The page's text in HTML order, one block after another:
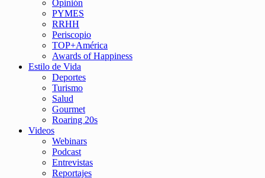
Opinión
PYMES
RRHH
Periscopio
TOP+América
Awards of Happiness
Estilo de Vida
Deportes
Turismo
Salud
Gourmet
Roaring 20s
Videos
Webinars
Podcast
Entrevistas
Reportajes